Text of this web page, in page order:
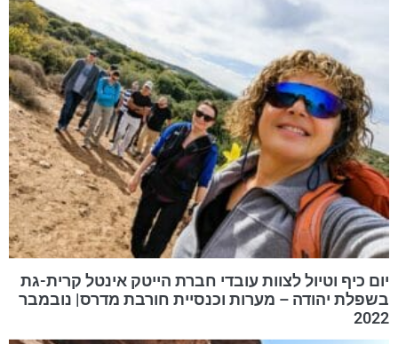
יום כיף וטיול לצוות עובדי חברת הייטק אינטל קרית-גת
בשפלת יהודה – מערות וכנסיית חורבת מדרס| נובמבר
2022